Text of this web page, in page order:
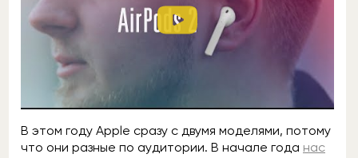
В этом году Apple сразу с двумя моделями, потому
что они разные по аудитории. В начале года нас